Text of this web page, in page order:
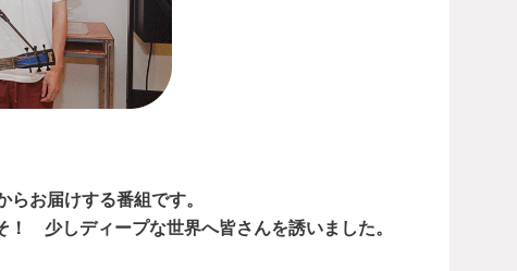
お届けする番組です。
少しディープな世界へ皆さんを誘いました。